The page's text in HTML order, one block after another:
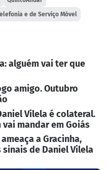
e de Serviço Móvel
alguém vai ter que
amigo. Outubro
Vilela é colateral.
mandar em Goiás
a Gracinha,
sinais de Daniel Vilela